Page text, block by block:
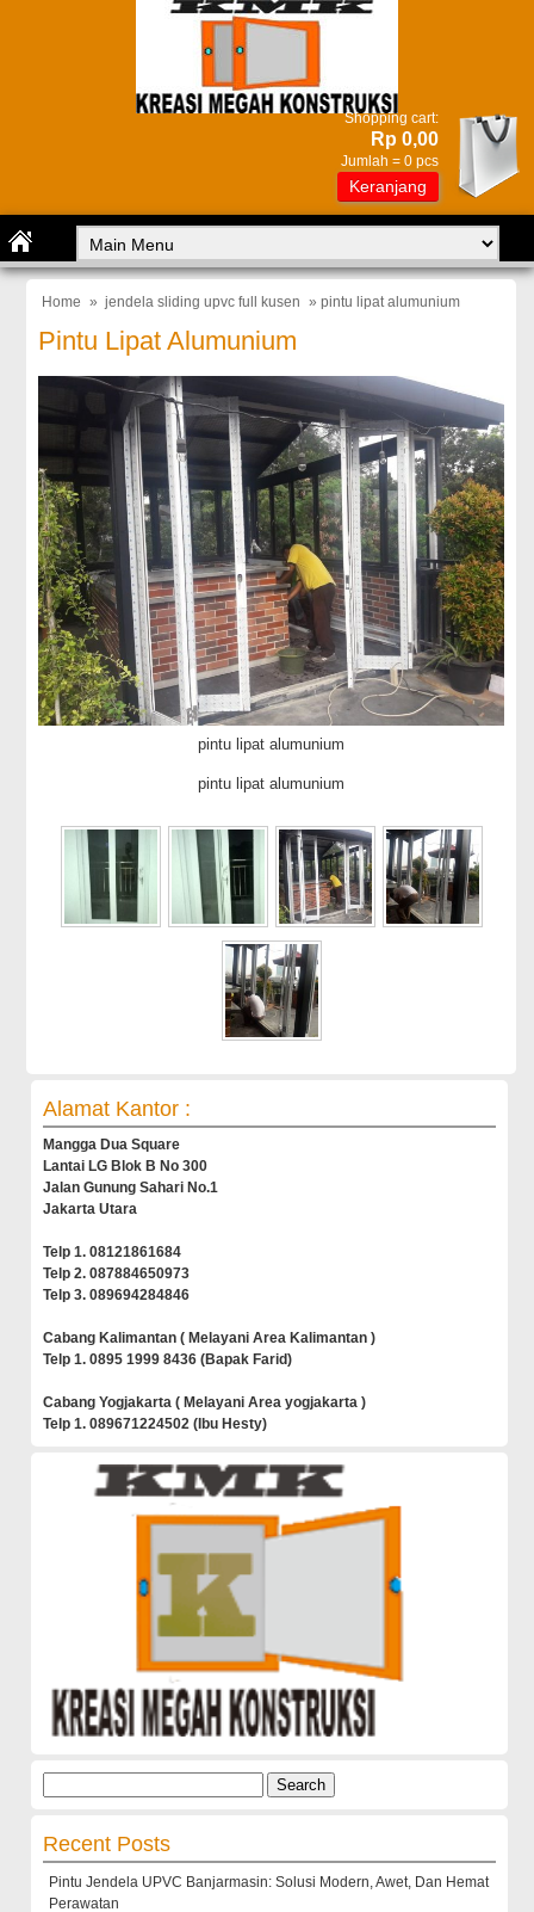
Shopping cart:
Rp 0,00
Jumlah = 0 pcs
Keranjang
Home » jendela sliding upvc full kusen » pintu lipat alumunium
Pintu Lipat Alumunium
pintu lipat alumunium
pintu lipat alumunium
Alamat Kantor :
Mangga Dua Square
Lantai LG Blok B No 300
Jalan Gunung Sahari No.1
Jakarta Utara
Telp 1. 08121861684
Telp 2. 087884650973
Telp 3. 089694284846
Cabang Kalimantan ( Melayani Area Kalimantan )
Telp 1. 0895 1999 8436 (Bapak Farid)
Cabang Yogjakarta ( Melayani Area yogjakarta )
Telp 1. 089671224502 (Ibu Hesty)
for:
Recent Posts
Pintu Jendela UPVC Banjarmasin: Solusi Modern, Awet, Dan Hemat
Perawatan